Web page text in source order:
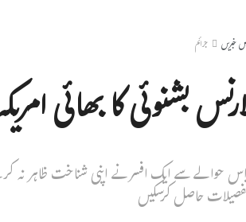
خبریں جرائم
بشنوئی کا بھائی
حوالے سے ایک افسر نے اپنی شناخت ظاہر نہ
حاصل کرسکیں